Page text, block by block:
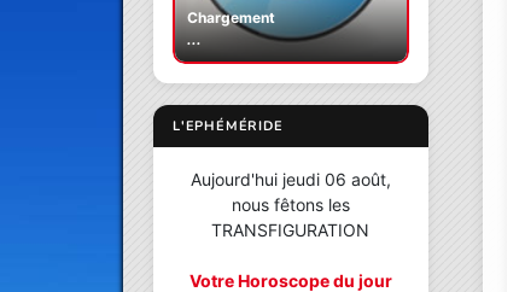
Chargement
...
L'EPHÉMÉRIDE
Aujourd'hui jeudi 06 août,
nous fêtons les
TRANSFIGURATION
Votre Horoscope du jour